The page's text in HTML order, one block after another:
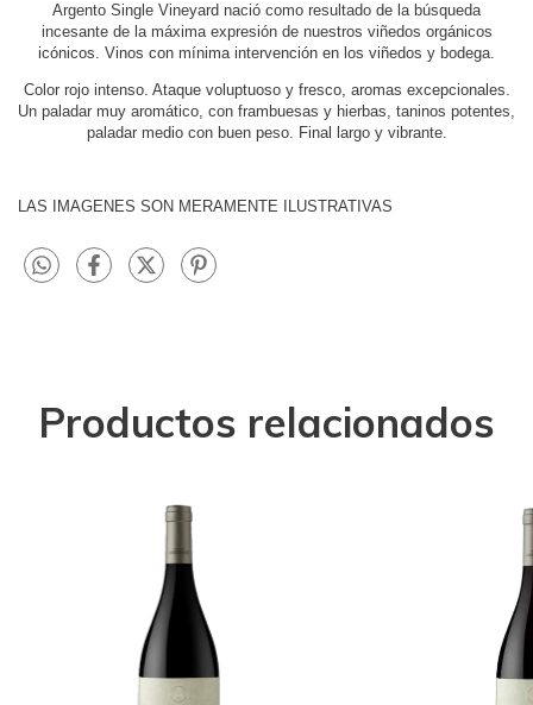
Argento Single Vineyard nació como resultado de la búsqueda
incesante de la máxima expresión de nuestros viñedos orgánicos
icónicos. Vinos con mínima intervención en los viñedos y bodega.
Color rojo intenso. Ataque voluptuoso y fresco, aromas excepcionales.
Un paladar muy aromático, con frambuesas y hierbas, taninos potentes,
paladar medio con buen peso. Final largo y vibrante.
LAS IMAGENES SON MERAMENTE ILUSTRATIVAS
Productos relacionados